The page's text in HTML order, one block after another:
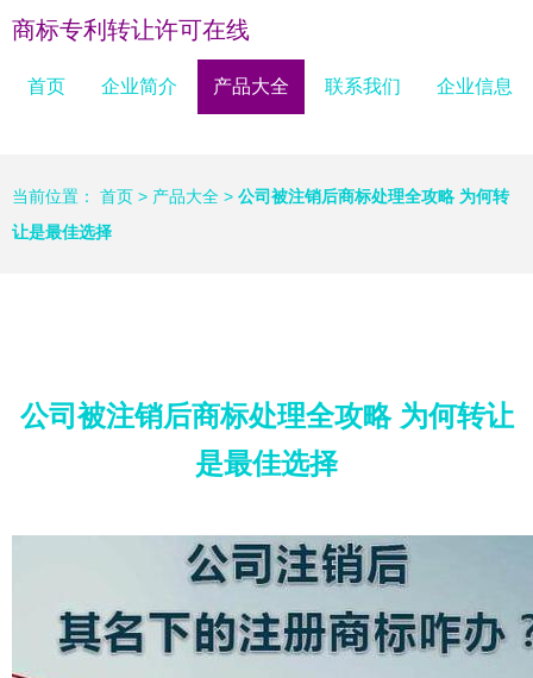
商标专利转让许可在线
首页 企业简介 产品大全 联系我们 企业信息
当前位置： 首页 > 产品大全 > 公司被注销后商标处理全攻略 为何转
让是最佳选择
公司被注销后商标处理全攻略 为何转让
是最佳选择